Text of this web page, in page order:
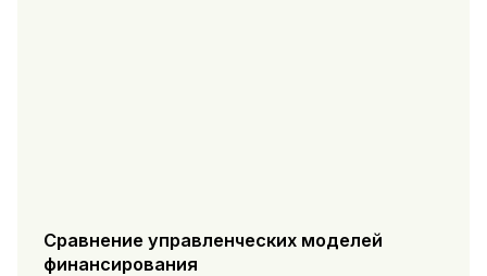
Сравнение управленческих моделей
финансирования